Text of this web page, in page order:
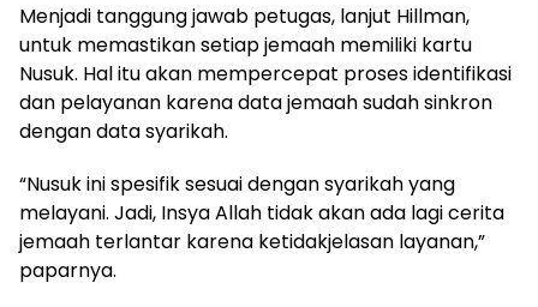
Menjadi tanggung jawab petugas, lanjut Hillman,
untuk memastikan setiap jemaah memiliki kartu
Nusuk. Hal itu akan mempercepat proses identifikasi
dan pelayanan karena data jemaah sudah sinkron
dengan data syarikah.
“Nusuk ini spesifik sesuai dengan syarikah yang
melayani. Jadi, Insya Allah tidak akan ada lagi cerita
jemaah terlantar karena ketidakjelasan layanan,”
paparnya.